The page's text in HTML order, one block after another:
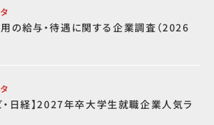
の給与・待遇に関する企業調査（2026
・日経】2027年卒大学生就職企業人気ラ